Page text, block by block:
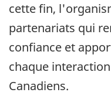
cette fin,
partenariats qui
confiance et
chaque
Canadiens.